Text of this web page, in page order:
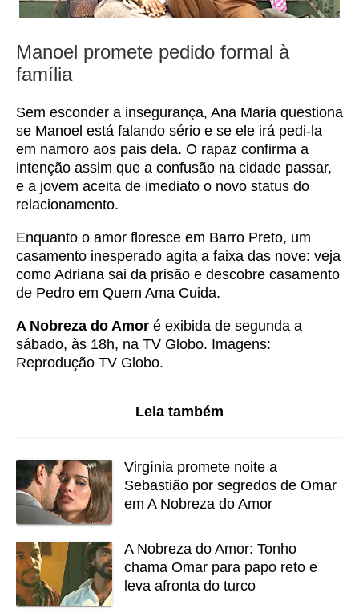
Manoel promete pedido formal à
família
Sem esconder a insegurança, Ana Maria questiona
se Manoel está falando sério e se ele irá pedi-la
em namoro aos pais dela. O rapaz confirma a
intenção assim que a confusão na cidade passar,
e a jovem aceita de imediato o novo status do
relacionamento.
Enquanto o amor floresce em Barro Preto, um
casamento inesperado agita a faixa das nove: veja
como Adriana sai da prisão e descobre casamento
de Pedro em Quem Ama Cuida.
A Nobreza do Amor é exibida de segunda a
sábado, às 18h, na TV Globo. Imagens:
Reprodução TV Globo.
Leia também
Virgínia promete noite a
Sebastião por segredos de Omar
em A Nobreza do Amor
A Nobreza do Amor: Tonho
chama Omar para papo reto e
leva afronta do turco